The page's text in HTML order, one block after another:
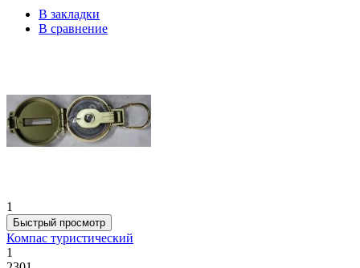
В закладки
В сравнение
1
Быстрый просмотр
Компас туристический
1